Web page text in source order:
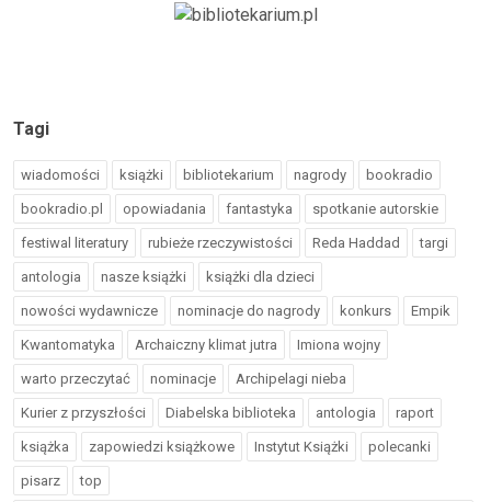
Tagi
wiadomości książki bibliotekarium nagrody bookradio
bookradio.pl opowiadania fantastyka spotkanie autorskie
festiwal literatury rubieże rzeczywistości Reda Haddad targi
antologia nasze książki książki dla dzieci
nowości wydawnicze nominacje do nagrody konkurs Empik
Kwantomatyka Archaiczny klimat jutra Imiona wojny
warto przeczytać nominacje Archipelagi nieba
Kurier z przyszłości Diabelska biblioteka antologia raport
książka zapowiedzi książkowe Instytut Książki polecanki
pisarz top